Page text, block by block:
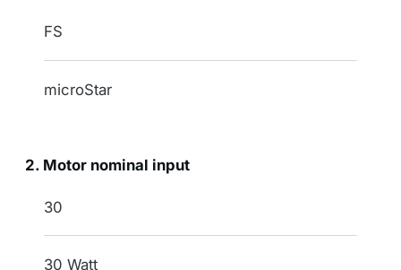
indication
name
FS
microStar
2. Motor nominal input
indication
motor nominal input
30
30 Watt